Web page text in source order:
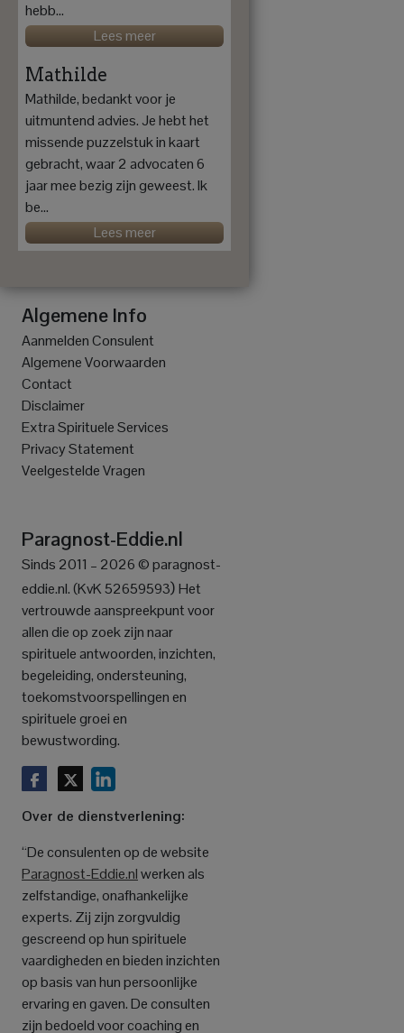
hebb...
Lees meer
Mathilde
Mathilde, bedankt voor je
uitmuntend advies. Je hebt het
missende puzzelstuk in kaart
gebracht, waar 2 advocaten 6
jaar mee bezig zijn geweest. Ik
be...
Lees meer
Algemene Info
Aanmelden Consulent
Algemene Voorwaarden
Contact
Disclaimer
Extra Spirituele Services
Privacy Statement
Veelgestelde Vragen
Paragnost-Eddie.nl
Sinds 2011 – 2026 © paragnost-
eddie.nl. (KvK 52659593)Het
vertrouwde aanspreekpunt voor
allen die op zoek zijn naar
spirituele antwoorden, inzichten,
begeleiding, ondersteuning,
toekomstvoorspellingen en
spirituele groei en
bewustwording.
Over de dienstverlening:
“De consulenten op de website
Paragnost-Eddie.nlwerken als
zelfstandige, onafhankelijke
experts. Zij zijn zorgvuldig
gescreend op hun spirituele
vaardigheden en bieden inzichten
op basis van hun persoonlijke
ervaring en gaven. De consulten
zijn bedoeld voor coaching en